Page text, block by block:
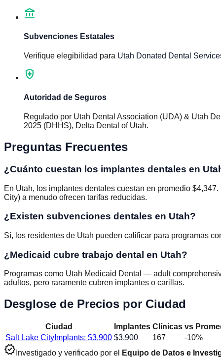
account_balance
Subvenciones Estatales
Verifique elegibilidad para Utah Donated Dental
health_and_safety
Autoridad de Seguros
Regulado por Utah Dental Association (UDA) & Utah
2025 (DHHS), Delta Dental of Utah.
Preguntas Frecuentes
¿Cuánto cuestan los implantes dentales en
En Utah, los implantes dentales cuestan en promedio
City) a menudo ofrecen tarifas reducidas.
¿Existen subvenciones dentales en Utah?
Sí, los residentes de Utah pueden calificar para programas
¿Medicaid cubre trabajo dental en Utah?
Programas como Utah Medicaid Dental — adult
adultos, pero raramente cubren implantes o carillas.
Desglose de Precios por Ciudad
Ciudad Implantes Clínicas vs
Salt Lake City Implants: $3,900 $3,900 167 -10%
verified Investigado y verificado por el
Equipo de Datos e